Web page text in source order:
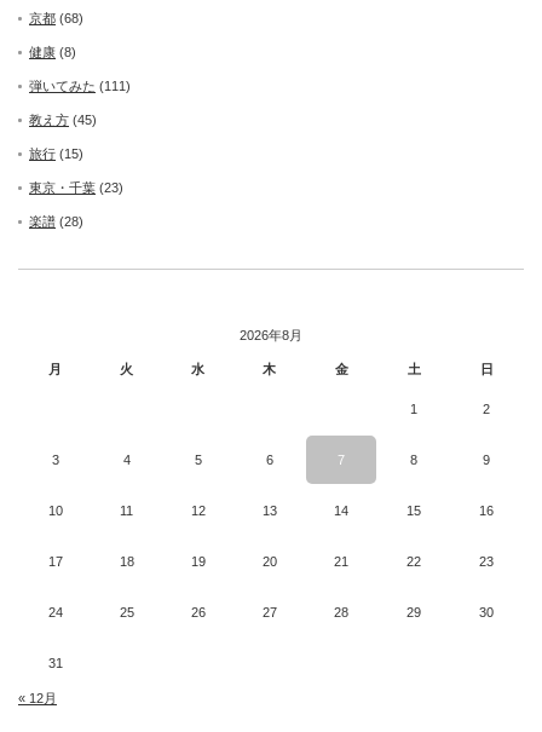
京都 (68)
健康 (8)
弾いてみた (111)
教え方 (45)
旅行 (15)
東京・千葉 (23)
楽譜 (28)
2026年8月
月 火 水 木 金 土 日
1 2
3 4 5 6 7 8 9
10 11 12 13 14 15 16
17 18 19 20 21 22 23
24 25 26 27 28 29 30
31
« 12月